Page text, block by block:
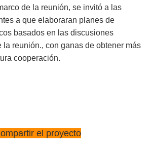
de la reunión, se invitó a las
a que elaboraran planes de
basados en las discusiones
la reunión., con ganas de obtener más
cooperación.
el proyecto